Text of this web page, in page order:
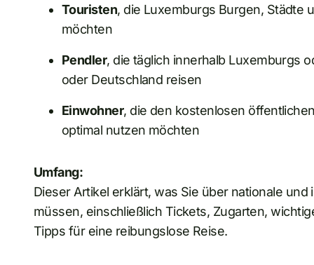
Touristen, die Luxemburgs Burgen, Städte
möchten
Pendler, die täglich innerhalb Luxemburgs
oder Deutschland reisen
Einwohner, die den kostenlosen
optimal nutzen möchten
Umfang:
Dieser Artikel erklärt, was Sie über nationale
müssen, einschließlich Tickets, Zugarten,
Tipps für eine reibungslose Reise.